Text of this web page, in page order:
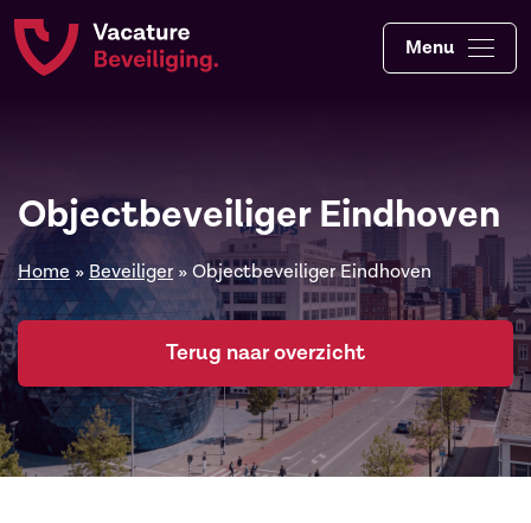
Menu
Objectbeveiliger Eindhoven
Home » Beveiliger »Objectbeveiliger Eindhoven
Terug naar overzicht